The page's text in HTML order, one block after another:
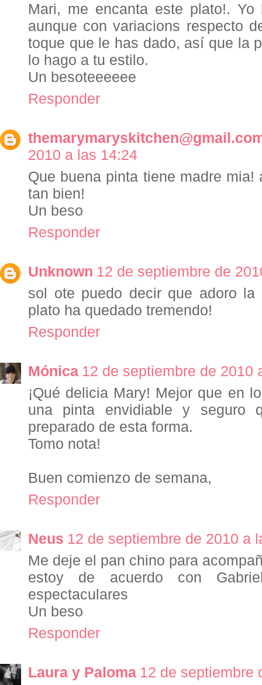
Mari, me encanta este plato!.
aunque con variacions respecto
toque que le has dado, así que la
lo hago a tu estilo.
Un besoteeeeee
Responder
2010 a las 14:24
Que buena pinta tiene madre
tan bien!
Un beso
Responder
Unknown 12 de septiembre de
sol ote puedo decir que adoro
plato ha quedado tremendo!
Responder
Mónica 12 de septiembre de 2010
¡Qué delicia Mary! Mejor que en
una pinta envidiable y seguro
preparado de esta forma.
Tomo nota!
Buen comienzo de semana,
Responder
Neus 12 de septiembre de 2010 a
Me deje el pan chino para
estoy de acuerdo con
espectaculares
Un beso
Responder
Laura y Paloma 12 de septiembre